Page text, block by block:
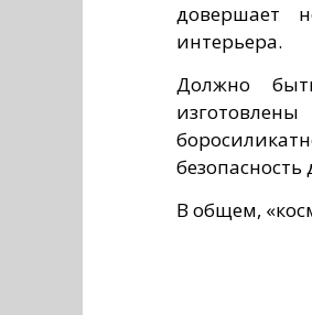
довершает
интерьера.
Должно
В общем,